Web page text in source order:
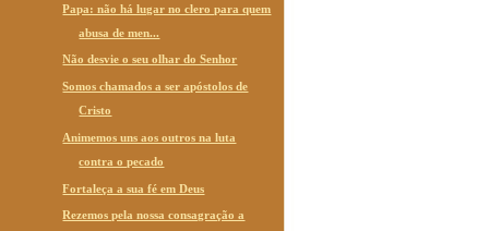
Papa: não há lugar no clero para quem
abusa de men...
Não desvie o seu olhar do Senhor
Somos chamados a ser apóstolos de
Cristo
Animemos uns aos outros na luta
contra o pecado
Fortaleça a sua fé em Deus
Rezemos pela nossa consagração a